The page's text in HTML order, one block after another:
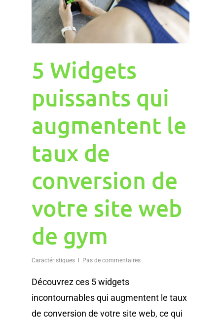
5 Widgets
puissants qui
augmentent le
taux de
conversion de
votre site web
de gym
Caractéristiques Pas de commentaires
Découvrez ces 5 widgets
incontournables qui augmentent le taux
de conversion de votre site web, ce qui